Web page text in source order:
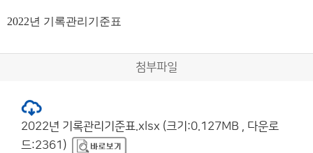
2022년 기록관리기준표
첨부파일
2022년 기록관리기준표.xlsx (크기:0.127MB , 다운로
드:2361)